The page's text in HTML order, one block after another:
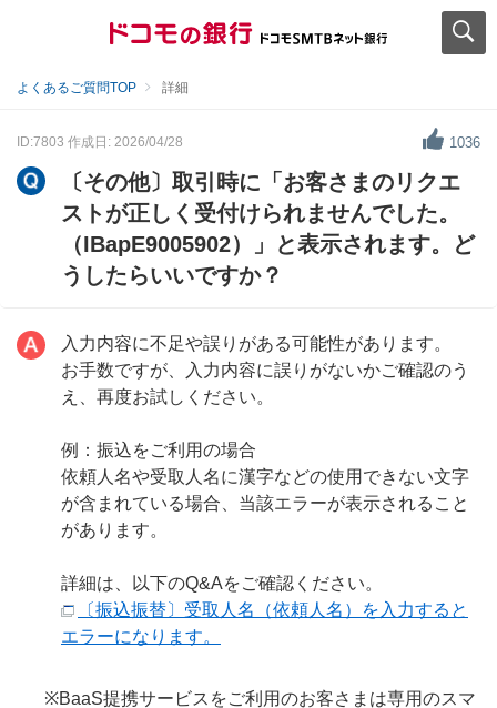
よくあるご質問TOP 詳細
ID:7803 作成日: 2026/04/28 1036
〔その他〕取引時に「お客さまのリクエ
ストが正しく受付けられませんでした。
（IBapE9005902）」と表示されます。ど
うしたらいいですか？
入力内容に不足や誤りがある可能性があります。
お手数ですが、入力内容に誤りがないかご確認のう
え、再度お試しください。
例：振込をご利用の場合
依頼人名や受取人名に漢字などの使用できない文字
が含まれている場合、当該エラーが表示されること
があります。
詳細は、以下のQ&Aをご確認ください。
〔振込振替〕受取人名（依頼人名）を入力すると
エラーになります。
※BaaS提携サービスをご利用のお客さまは専用のスマ